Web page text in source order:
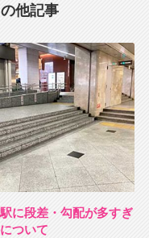
の他記事
に段差・勾配が多すぎ
ついて